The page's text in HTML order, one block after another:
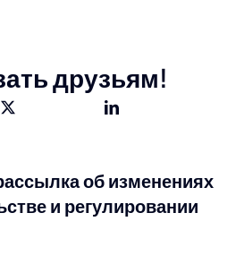
друзьям!
об изменениях
и регулировании